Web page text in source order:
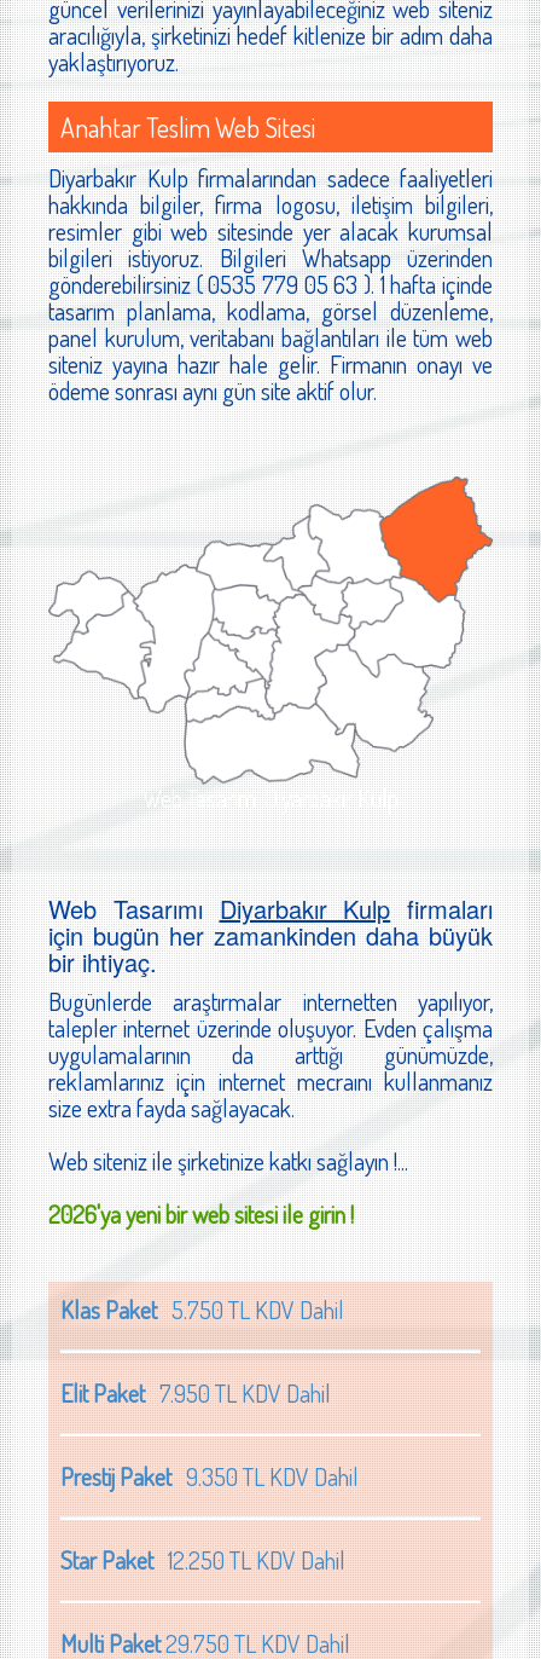
güncel verilerinizi yayınlayabileceğiniz web siteniz
aracılığıyla, şirketinizi hedef kitlenize bir adım daha
yaklaştırıyoruz.
Anahtar Teslim Web Sitesi
Diyarbakır Kulp firmalarından sadece faaliyetleri
hakkında bilgiler, firma logosu, iletişim bilgileri,
resimler gibi web sitesinde yer alacak kurumsal
bilgileri istiyoruz. Bilgileri Whatsapp üzerinden
gönderebilirsiniz ( 0535 779 05 63 ). 1 hafta içinde
tasarım planlama, kodlama, görsel düzenleme,
panel kurulum, veritabanı bağlantıları ile tüm web
siteniz yayına hazır hale gelir. Firmanın onayı ve
ödeme sonrası aynı gün site aktif olur.
Web Tasarımı Diyarbakır Kulp
Web TasarımıDiyarbakır Kulpfirmaları
için bugün her zamankinden daha büyük
bir ihtiyaç.
Bugünlerde araştırmalar internetten yapılıyor,
talepler internet üzerinde oluşuyor. Evden çalışma
uygulamalarının da arttığı günümüzde,
reklamlarınız için internet mecraını kullanmanız
size extra fayda sağlayacak.
Web siteniz ile şirketinize katkı sağlayın !...
2026'ya yeni bir web sitesi ile girin !
Klas Paket5.750 TL KDV Dahil
Elit Paket7.950 TL KDV Dahil
Prestij Paket9.350 TL KDV Dahil
Star Paket12.250 TL KDV Dahil
Multi Paket29.750 TL KDV Dahil